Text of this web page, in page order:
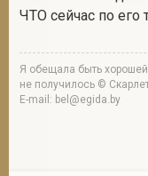
ЧТО сейчас по его
Я обещала быть
не получилось ©
E-mail: bel@egida.by